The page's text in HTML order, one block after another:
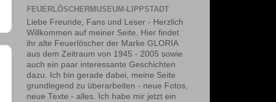
FEUERLÖSCHERMUSEUM-LIPPSTADT
Liebe Freunde, Fans und Leser - Herzlich
Willkommen auf meiner Seite. Hier findet
ihr alte Feuerlöscher der Marke GLORIA
aus dem Zeitraum von 1945 - 2005 sowie
auch ein paar interessante Geschichten
dazu. Ich bin gerade dabei, meine Seite
grundlegend zu überarbeiten - neue Fotos,
neue Texte - alles. Ich habe mir jetzt ein